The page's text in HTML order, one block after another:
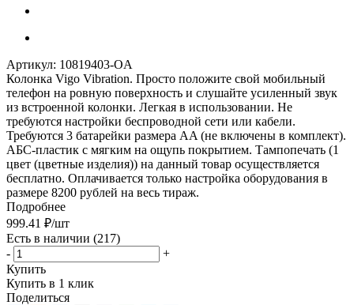
Артикул: 10819403-OA
Колонка Vigo Vibration. Просто положите свой мобильный
телефон на ровную поверхность и слушайте усиленный звук
из встроенной колонки. Легкая в использовании. Не
требуются настройки беспроводной сети или кабели.
Требуются 3 батарейки размера AA (не включены в комплект).
АБС-пластик с мягким на ощупь покрытием. Тампопечать (1
цвет (цветные изделия)) на данный товар осуществляется
бесплатно. Оплачивается только настройка оборудования в
размере 8200 рублей на весь тираж.
Подробнее
999.41 ₽/шт
Есть в наличии (217)
-
+
Купить
Купить в 1 клик
Поделиться